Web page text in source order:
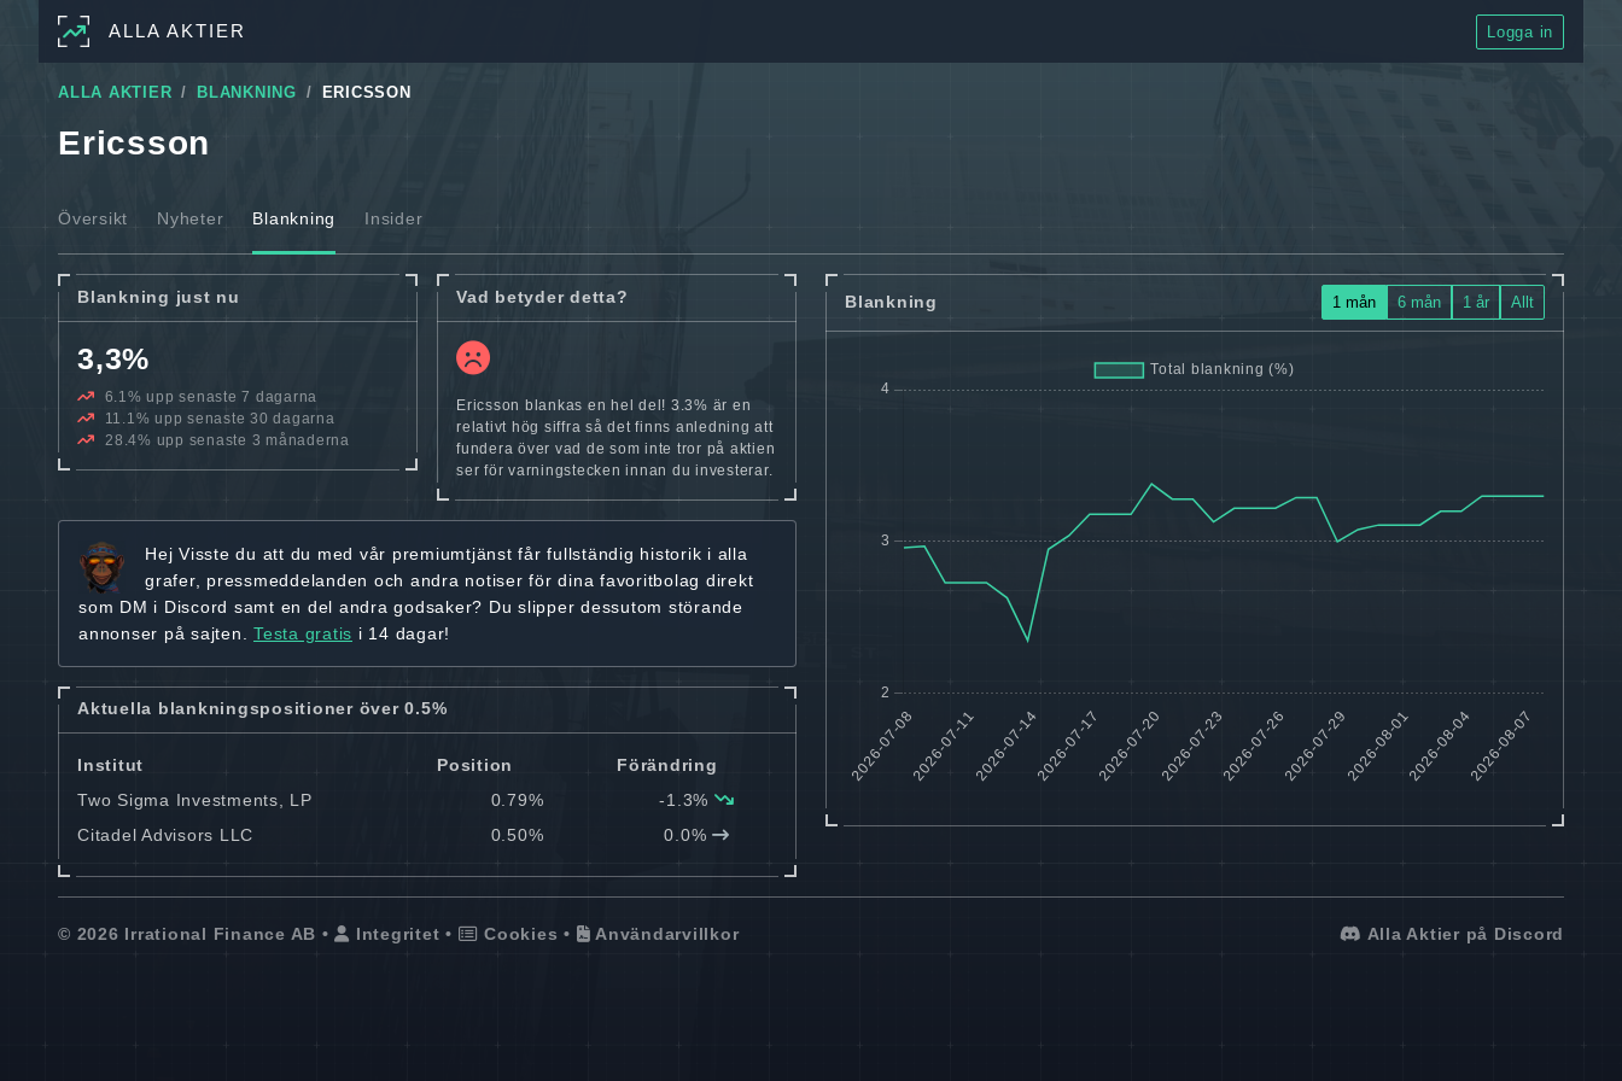
ALLA AKTIER Logga in
ALLA AKTIER BLANKNING ERICSSON
Ericsson
Översikt Nyheter Blankning Insider
Blankning just nu
3,3%
6.1% upp senaste 7 dagarna
11.1% upp senaste 30 dagarna
28.4% upp senaste 3 månaderna
Vad betyder detta?
Ericsson blankas en hel del! 3.3% är en
relativt hög siffra så det finns anledning att
fundera över vad de som inte tror på aktien
ser för varningstecken innan du investerar.
Hej Visste du att du med vår premiumtjänst fårfullständig historik i alla
grafer, pressmeddelanden och andra notiser för dina favoritbolag direkt
som DM i Discord samt en del andra godsaker? Du slipper dessutom störande
annonser på sajten. Testa gratis i 14 dagar!
Aktuella blankningspositioner över 0.5%
Institut Position
Förändring
Two Sigma Investments, LP
0.79%
-1.3%
Citadel Advisors LLC
0.50% 0.0%
Blankning 1 mån 6 mån 1 år Allt
© 2026 Irrational Finance AB • Integritet • Cookies • Användarvillkor Alla Aktier på Discord